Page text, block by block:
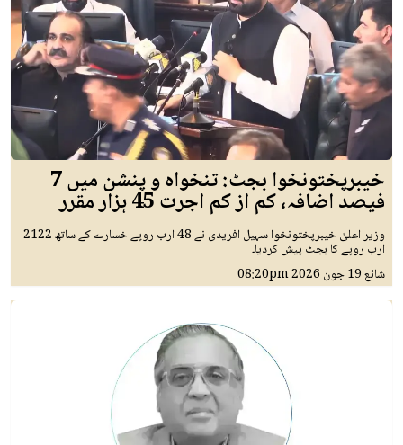
خیبرپختونخوا بجٹ: تنخواہ و پنشن میں 7
فیصد اضافہ، کم از کم اجرت 45 ہزار مقرر
وزیر اعلیٰ خیبرپختونخوا سہیل افریدی نے 48 ارب روپے خسارے کے ساتھ 2122
ارب روپے کا بجٹ پیش کردیا۔
شائع19 جون 2026 08:20pm